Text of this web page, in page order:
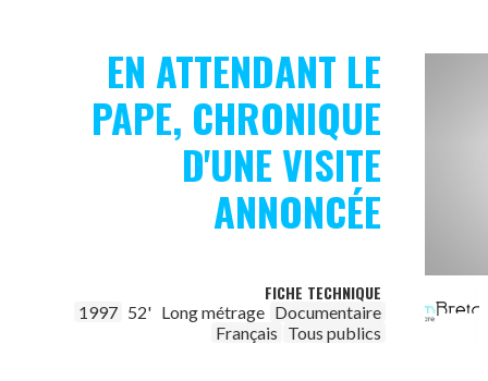
EN ATTENDANT LE
PAPE, CHRONIQUE
D'UNE VISITE
ANNONCÉE
FICHE TECHNIQUE
1997 52' Long métrage Documentaire
Français Tous publics